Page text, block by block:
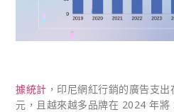
據統計 ，印尼網紅行銷的廣告支
元，且越來越多品牌在 2024 年